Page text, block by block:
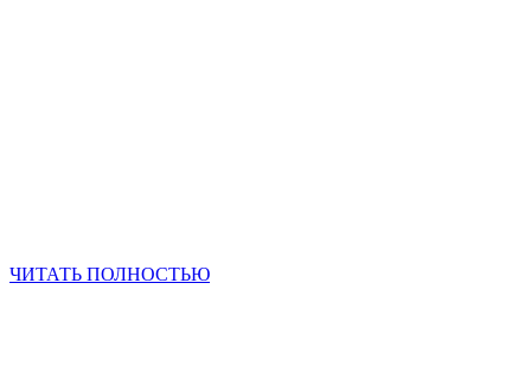
ЧИТАТЬ ПОЛНОСТЬЮ